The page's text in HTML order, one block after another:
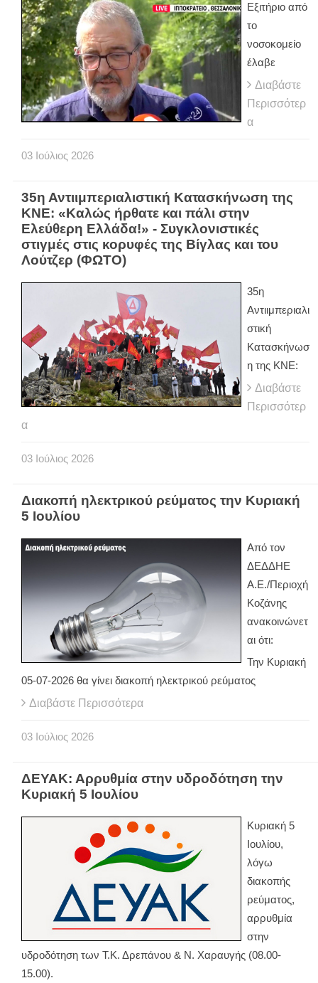
Εξιτήριο από
το
νοσοκομείο
έλαβε
Διαβάστε
Περισσότερ
α
03 Ιούλιος 2026
35η Αντιιμπεριαλιστική Κατασκήνωση της
ΚΝΕ: «Καλώς ήρθατε και πάλι στην
Ελεύθερη Ελλάδα!» - Συγκλονιστικές
στιγμές στις κορυφές της Βίγλας και του
Λούτζερ (ΦΩΤΟ)
35η
Αντιιμπεριαλι
στική
Κατασκήνωσ
η της ΚΝΕ:
Διαβάστε
Περισσότερ
α
03 Ιούλιος 2026
Διακοπή ηλεκτρικού ρεύματος την Κυριακή
5 Ιουλίου
Από τον
ΔΕΔΔΗΕ
Α.Ε./Περιοχή
Κοζάνης
ανακοινώνετ
αι ότι:
Την Κυριακή
05-07-2026 θα γίνει διακοπή ηλεκτρικού ρεύματος
Διαβάστε Περισσότερα
03 Ιούλιος 2026
ΔΕΥΑΚ: Αρρυθμία στην υδροδότηση την
Κυριακή 5 Ιουλίου
Κυριακή 5
Ιουλίου,
λόγω
διακοπής
ρεύματος,
αρρυθμία
στην
υδροδότηση των Τ.Κ. Δρεπάνου & Ν. Χαραυγής (08.00-
15.00).